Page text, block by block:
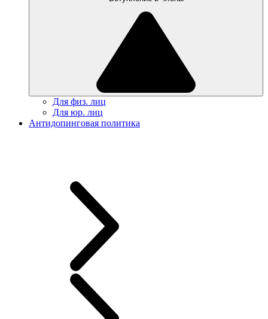
Для физ. лиц
Для юр. лиц
Антидопинговая политика